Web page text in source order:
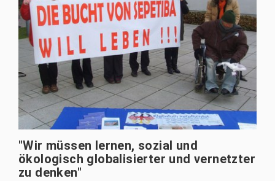
"Wir müssen lernen, sozial und
ökologisch globalisierter und vernetzter
zu denken"